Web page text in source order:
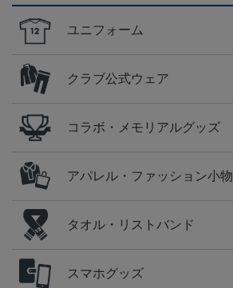
ユニフォーム
クラブ公式ウェア
コラボ・メモリアルグッズ
アパレル・ファッション小物
タオル・リストバンド
スマホグッズ